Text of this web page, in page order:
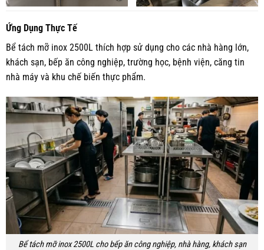
Ứng Dụng Thực Tế
Bể tách mỡ inox 2500L thích hợp sử dụng cho các nhà hàng lớn,
khách sạn, bếp ăn công nghiệp, trường học, bệnh viện, căng tin
nhà máy và khu chế biến thực phẩm.
Bể tách mỡ inox 2500L cho bếp ăn công nghiệp, nhà hàng, khách sạn